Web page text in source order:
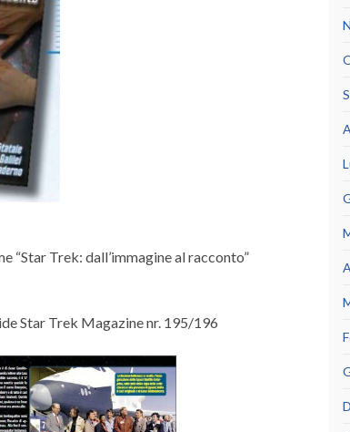
“Star Trek: dall’immagine al racconto”
Star Trek Magazine nr. 195/196